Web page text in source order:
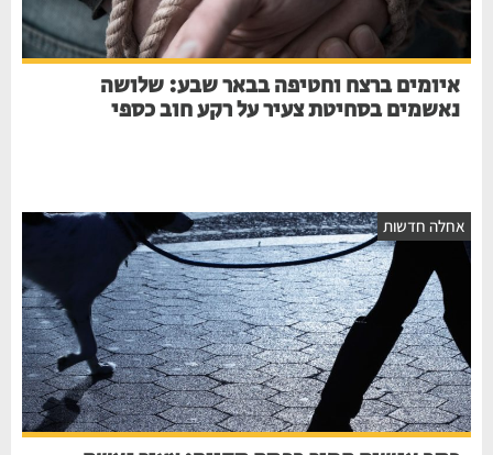
איומים ברצח וחטיפה בבאר שבע: שלושה
נאשמים בסחיטת צעיר על רקע חוב כספי
אחלה חדשות